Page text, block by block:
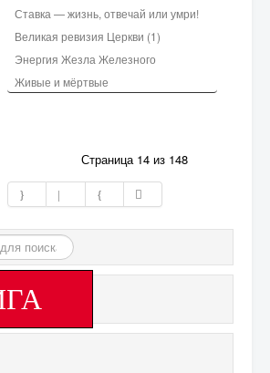
Ставка — жизнь, отвечай или умри!
Великая ревизия Церкви (1)
Энергия Жезла Железного
Живые и мёртвые
Страница 14 из 148